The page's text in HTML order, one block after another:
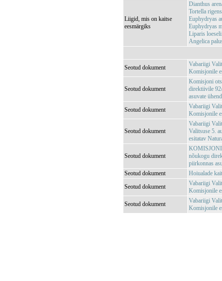
Liigid, mis on kaitse
eesmärgiks
Dianthus
Tortella
Euphydryas
Euphydryas
Liparis
Angelica
Seotud dokument
Vabariigi
Komisjonile
Seotud dokument
Komisjoni
direktiivile
asuvate
Seotud dokument
Vabariigi
Komisjonile
Seotud dokument
Vabariigi
Valitsuse 5.
esitatav
Seotud dokument
KOMISJONI
nõukogu
piirkonnas
Seotud dokument
Hoiualade
Seotud dokument
Vabariigi
Komisjonile
Seotud dokument
Vabariigi
Komisjonile